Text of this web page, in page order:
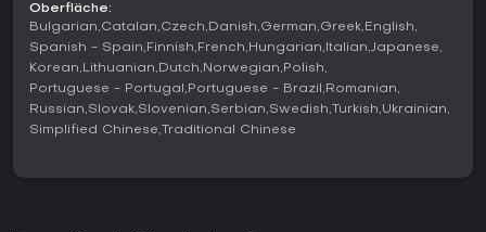
Beschädigung. Je nach Einstellung lässt sich zwischen
Schalt- und Automatikgetriebe wählen, der Motorzustand
wird überwacht und Faktoren wie Mautgebühren oder
Ruhezeiten bei aktiviertem Fatigue-Modus berücksichtigt. Mit
jedem erfolgreichen Transport sammeln Spieler
Erfahrungspunkte, die höhere Fertigkeitsstufen, neue Tuning-
Optionen sowie den Kauf weiterer Lkw und die Einstellung
Oberfläche:
Bulgarian Catalan Czech Danish German Greek English
Spanish - Spain Finnish French Hungarian Italian Japanese
Korean Lithuanian Dutch Norwegian Polish
Portuguese - Portugal
Portuguese - Brazil
Romanian
Russian Slovak Slovenian Serbian Swedish Turkish Ukrainian
Simplified Chinese Traditional Chinese